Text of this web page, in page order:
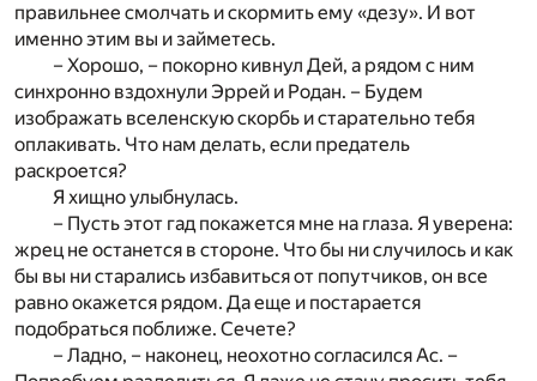
правильнее смолчать и скормить ему «дезу». И вот
именно этим вы и займетесь.
– Хорошо, – покорно кивнул Дей, а рядом с ним
синхронно вздохнули Эррей и Родан. – Будем
изображать вселенскую скорбь и старательно тебя
оплакивать. Что нам делать, если предатель
раскроется?
Я хищно улыбнулась.
– Пусть этот гад покажется мне на глаза. Я уверена:
жрец не останется в стороне. Что бы ни случилось и как
бы вы ни старались избавиться от попутчиков, он все
равно окажется рядом. Да еще и постарается
подобраться поближе. Сечете?
– Ладно, – наконец, неохотно согласился Ас. –